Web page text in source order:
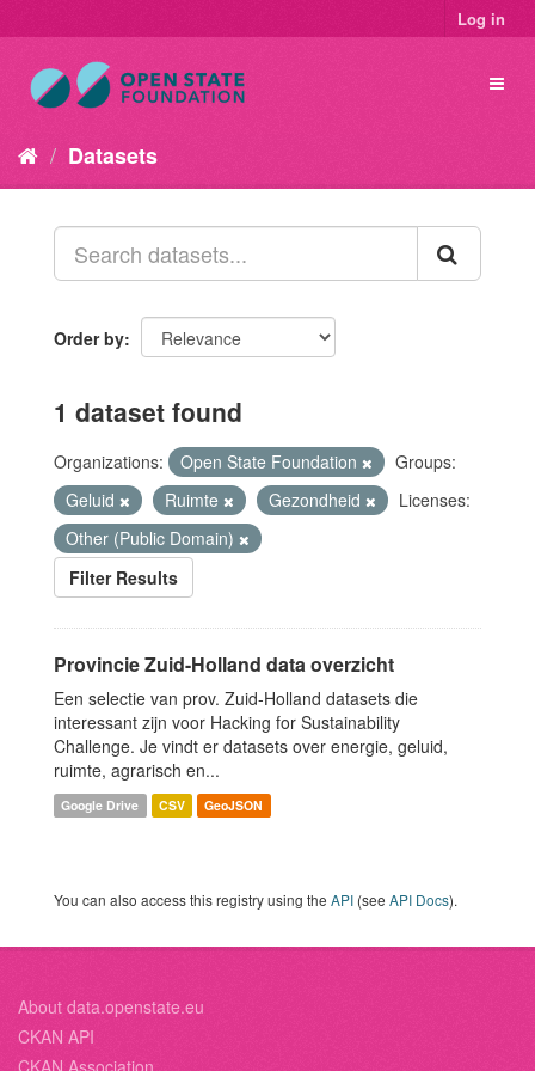
Log in
Datasets
Order by
1 dataset found
Organizations: Open State Foundation
Groups:
Geluid
Ruimte Gezondheid
Licenses:
Other (Public Domain)
Filter Results
Provincie Zuid-Holland data overzicht
Een selectie van prov. Zuid-Holland datasets die
interessant zijn voor Hacking for Sustainability
Challenge. Je vindt er datasets over energie, geluid,
ruimte, agrarisch en...
Google Drive CSV GeoJSON
You can also access this registry using the API (see API Docs).
About data.openstate.eu
CKAN API
CKAN Association